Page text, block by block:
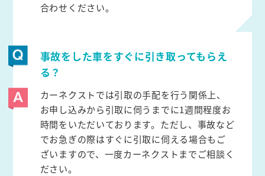
合わせください。
事故をした車をすぐに引き取ってもらえ
る？
カーネクストでは引取の手配を行う関係上、
お申し込みから引取に伺うまでに1週間程度お
時間をいただいております。ただし、事故など
でお急ぎの際はすぐに引取に伺える場合もご
ざいますので、一度カーネクストまでご相談く
ださい。